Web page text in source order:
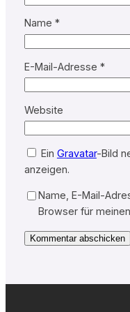
Name *
E-Mail-Adresse *
Website
Ein Gravatar-Bild
anzeigen.
Name, E-Mail-
Browser für